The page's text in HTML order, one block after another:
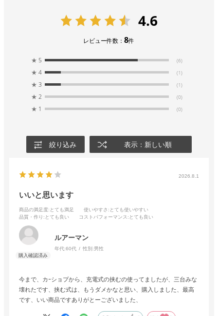
4.6
レビュー件数：8件
★ 5 (6)
★ 4 (1)
★ 3 (1)
★ 2 (0)
★ 1 (0)
絞り込み 表示：新しい順
2026.8.1
いいと思います
商品の満足度:とても満足 使いやすさ :とても使いやすい
品質・作り :とても良い コストパフォーマンス:とても良い
ルアーマン
年代:60代 性別:男性
今まで、カｰショプから、充電式の挟むの使ってましたが、三台みな
壊れたです、挟む式は、もうダメかなと思い、購入しました、最高
です、いい商品ですありがとーございました、